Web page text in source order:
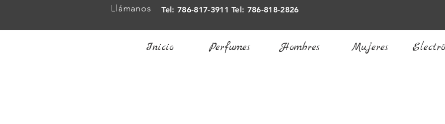
Llámanos Tel: 786-817-3911 Tel: 786-818-2826
Inicio Perfumes Hombres Mujeres